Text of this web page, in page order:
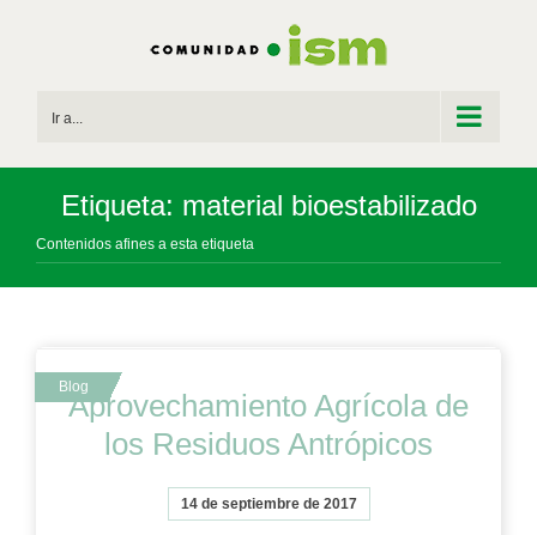
Ir a...
Etiqueta: material bioestabilizado
Contenidos afines a esta etiqueta
Aprovechamiento Agrícola de
los Residuos Antrópicos
14 de septiembre de 2017